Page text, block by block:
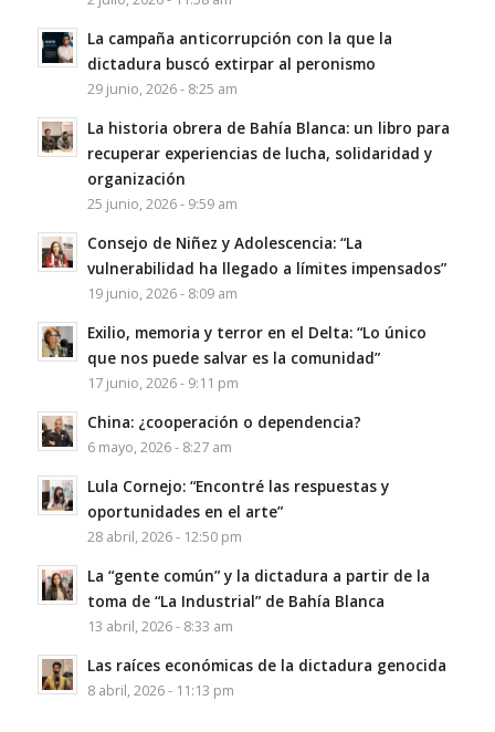
La campaña anticorrupción con la que la
dictadura buscó extirpar al peronismo
29 junio, 2026 - 8:25 am
La historia obrera de Bahía Blanca: un libro para
recuperar experiencias de lucha, solidaridad y
organización
25 junio, 2026 - 9:59 am
Consejo de Niñez y Adolescencia: “La
vulnerabilidad ha llegado a límites impensados”
19 junio, 2026 - 8:09 am
Exilio, memoria y terror en el Delta: “Lo único
que nos puede salvar es la comunidad”
17 junio, 2026 - 9:11 pm
China: ¿cooperación o dependencia?
6 mayo, 2026 - 8:27 am
Lula Cornejo: “Encontré las respuestas y
oportunidades en el arte”
28 abril, 2026 - 12:50 pm
La “gente común” y la dictadura a partir de la
toma de “La Industrial” de Bahía Blanca
13 abril, 2026 - 8:33 am
Las raíces económicas de la dictadura genocida
8 abril, 2026 - 11:13 pm